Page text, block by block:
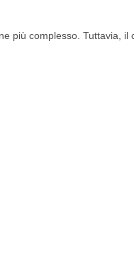
più complesso. Tuttavia, il